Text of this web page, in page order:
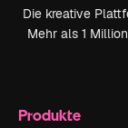
Die kreative
Mehr als 1
Produkte